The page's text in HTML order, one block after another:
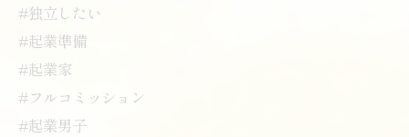
#独立したい
#起業準備
#起業家
#フルコミッション
#起業男子